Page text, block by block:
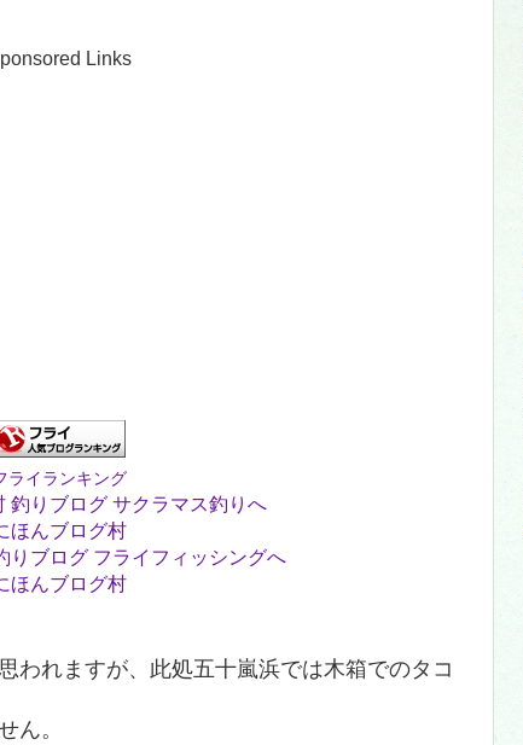
Links
ライランキング
ほんブログ村
ほんブログ村
われますが、此処五十嵐浜では木箱でのタコ
ん。